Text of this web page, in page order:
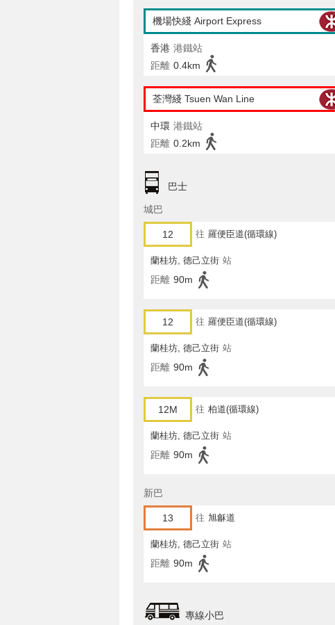
機場快綫 Airport Express
香港 港鐵站
距離 0.4km
荃灣綫 Tsuen Wan Line
中環 港鐵站
距離 0.2km
巴士
城巴
12 往 羅便臣道(循環線)
蘭桂坊, 德己立街 站
距離 90m
12 往 羅便臣道(循環線)
蘭桂坊, 德己立街 站
距離 90m
12M 往 柏道(循環線)
蘭桂坊, 德己立街 站
距離 90m
新巴
13 往 旭龢道
蘭桂坊, 德己立街 站
距離 90m
專線小巴